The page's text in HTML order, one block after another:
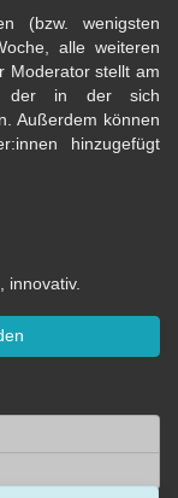
(bzw. wenigsten
alle weiteren
Moderator stellt am
der in der sich
Außerdem können
hinzugefügt
innovativ.